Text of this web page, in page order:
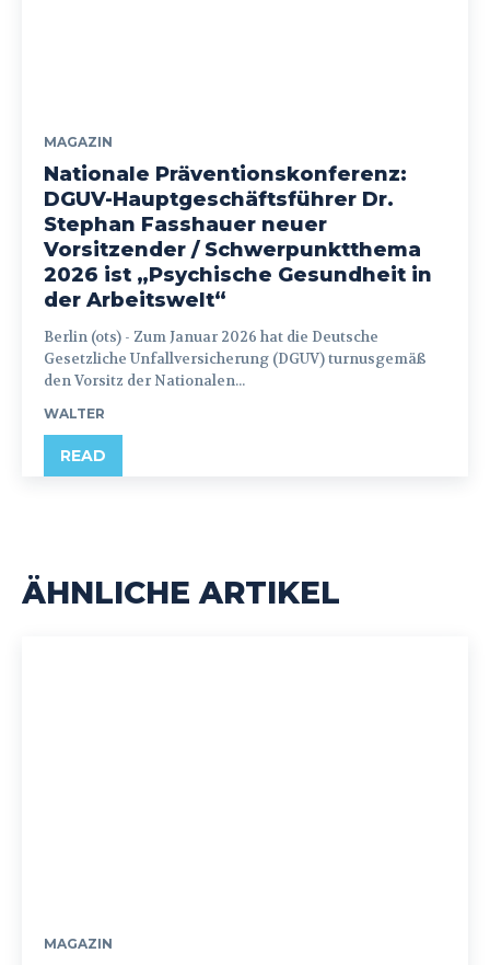
MAGAZIN
Nationale Präventionskonferenz:
DGUV-Hauptgeschäftsführer Dr.
Stephan Fasshauer neuer
Vorsitzender / Schwerpunktthema
2026 ist „Psychische Gesundheit in
der Arbeitswelt“
Berlin (ots) - Zum Januar 2026 hat die Deutsche
Gesetzliche Unfallversicherung (DGUV) turnusgemäß
den Vorsitz der Nationalen...
WALTER
READ
ÄHNLICHE ARTIKEL
MAGAZIN